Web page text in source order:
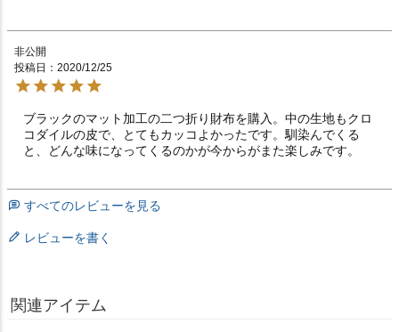
非公開
投稿日
2020/12/25
ブラックのマット加工の二つ折り財布を購入。中の生地もクロ
コダイルの皮で、とてもカッコよかったです。馴染んでくる
と、どんな味になってくるのかが今からがまた楽しみです。
すべてのレビューを見る
レビューを書く
関連アイテム